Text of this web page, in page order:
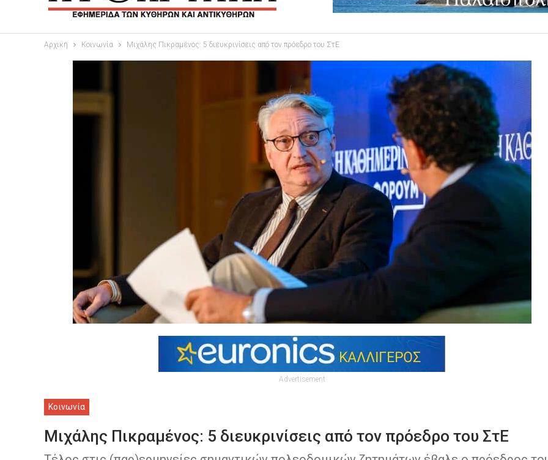
Αρχική Κοινωνία Μιχάλης Πικραμένος: 5 διευκρινίσεις από τον πρόεδρο του ΣτΕ
Advertisement
Κοινωνία
Μιχάλης Πικραμένος: 5 διευκρινίσεις από τον πρόεδρο του ΣτΕ